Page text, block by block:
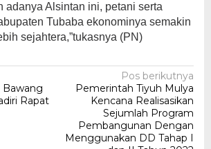
adanya Alsintan ini, petani serta
Tubaba ekonominya semakin
sejahtera,”tukasnya (PN)
Bawang
Rapat
Pos berikutnya
Pemerintah Tiyuh Mulya
Kencana Realisasikan
Sejumlah Program
Pembangunan Dengan
Menggunakan DD Tahap I